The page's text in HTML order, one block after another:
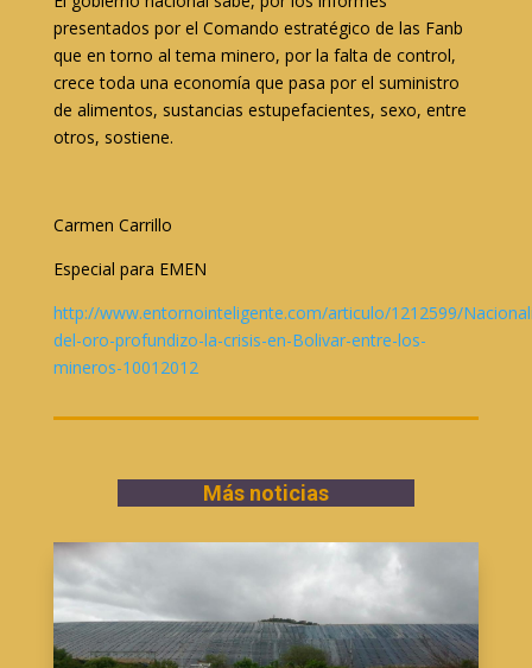
presentados por el Comando estratégico de las Fanb
que en torno al tema minero, por la falta de control,
crece toda una economía que pasa por el suministro
de alimentos, sustancias estupefacientes, sexo, entre
otros, sostiene.
Carmen Carrillo
Especial para EMEN
http://www.entornointeligente.com/articulo/1212599/
del-oro-profundizo-la-crisis-en-Bolivar-entre-los-
mineros-10012012
Más noticias